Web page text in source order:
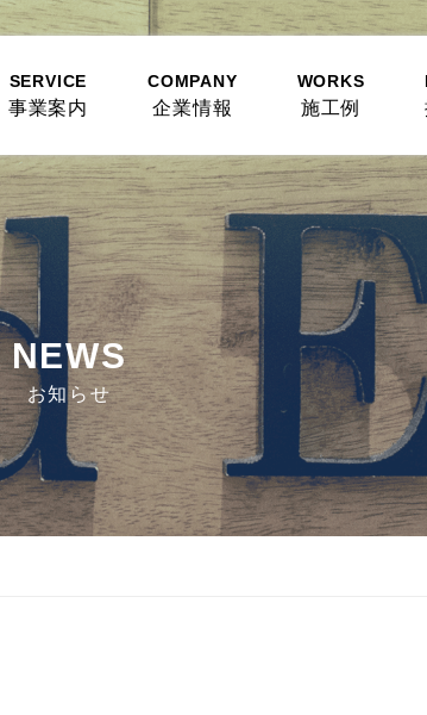
SERVICE
事業案内
COMPANY
企業情報
WORKS
施工例
NEWS
お知らせ